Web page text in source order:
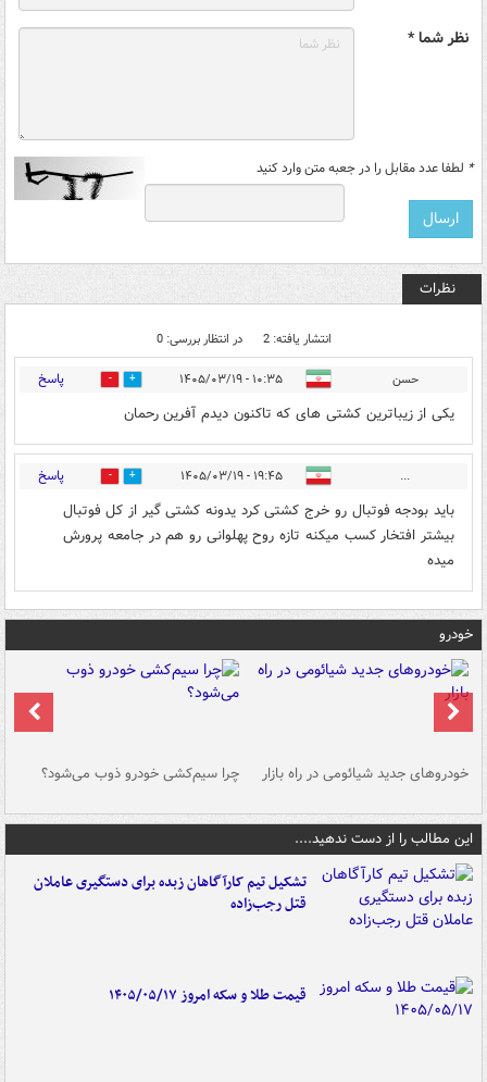
نظر شما *
* لطفا عدد مقابل را در جعبه متن وارد کنید
نظرات
انتشار یافته: 2 در انتظار بررسی: 0
حسن ۱۰:۳۵ - ۱۴۰۵/۰۳/۱۹ 4 پاسخ
یکی از زیباترین کشتی های که تاکنون دیدم آفرین رحمان
... ۱۹:۴۵ - ۱۴۰۵/۰۳/۱۹ 0 پاسخ
باید بودجه فوتبال رو خرج کشتی کرد یدونه کشتی گیر از کل فوتبال
بیشتر افتخار کسب میکنه تازه روح پهلوانی رو هم در جامعه پرورش
میده
خودرو
خودروهای جدید شیائومی در راه بازار چرا سیم‌کشی خودرو ذوب می‌شود؟
این مطالب را از دست ندهید....
تشکیل تیم کارآگاهان زبده برای دستگیری عاملان
قتل رجب‌زاده
قیمت طلا و سکه امروز ۱۴۰۵/۰۵/۱۷